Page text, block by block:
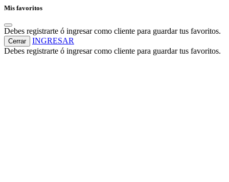
Mis favoritos
Debes registrarte ó ingresar como cliente para guardar tus favoritos.
Cerrar
INGRESAR
Debes registrarte ó ingresar como cliente para guardar tus favoritos.